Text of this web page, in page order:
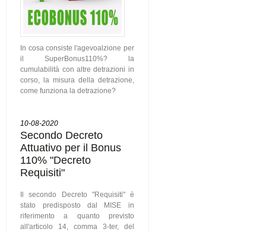
In cosa consiste l'agevoalzione per
il SuperBonus110%? la
cumulabilità con altre detrazioni in
corso, la misura della detrazione,
come funziona la detrazione?
10-08-2020
Secondo Decreto
Attuativo per il Bonus
110% "Decreto
Requisiti"
Il secondo Decreto "Requisiti" è
stato predisposto dal MISE in
riferimento a quanto previsto
all'articolo 14, comma 3-ter, del